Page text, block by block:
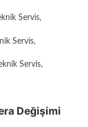
Servis,
Servis,
Servis,
Değişimi